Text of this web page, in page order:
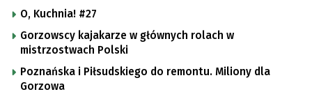
O, Kuchnia! #27
Gorzowscy kajakarze w głównych rolach w
mistrzostwach Polski
Poznańska i Piłsudskiego do remontu. Miliony dla
Gorzowa